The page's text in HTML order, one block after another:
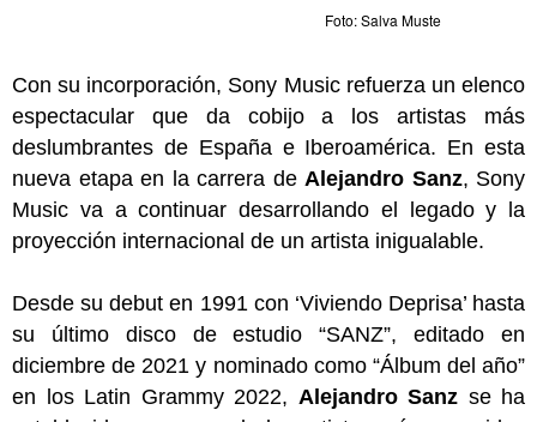
Foto: Salva Muste
Con su incorporación, Sony Music refuerza un elenco
espectacular que da cobijo a los artistas más
deslumbrantes de España e Iberoamérica. En esta
nueva etapa en la carrera de Alejandro Sanz, Sony
Music va a continuar desarrollando el legado y la
proyección internacional de un artista inigualable.
Desde su debut en 1991 con ‘Viviendo Deprisa’ hasta
su último disco de estudio “SANZ”, editado en
diciembre de 2021 y nominado como “Álbum del año”
en los Latin Grammy 2022, Alejandro Sanz se ha